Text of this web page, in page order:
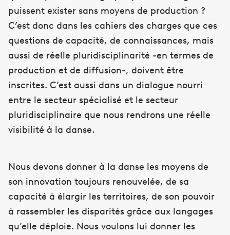
puissent exister sans moyens de production ?
C’est donc dans les cahiers des charges que ces
questions de capacité, de connaissances, mais
aussi de réelle pluridisciplinarité -en termes de
production et de diffusion-, doivent être
inscrites. C’est aussi dans un dialogue nourri
entre le secteur spécialisé et le secteur
pluridisciplinaire que nous rendrons une réelle
visibilité à la danse.
Nous devons donner à la danse les moyens de
son innovation toujours renouvelée, de sa
capacité à élargir les territoires, de son pouvoir
à rassembler les disparités grâce aux langages
qu’elle déploie. Nous voulons lui donner les